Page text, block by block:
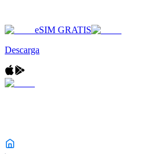
eSIM GRATIS
Descarga